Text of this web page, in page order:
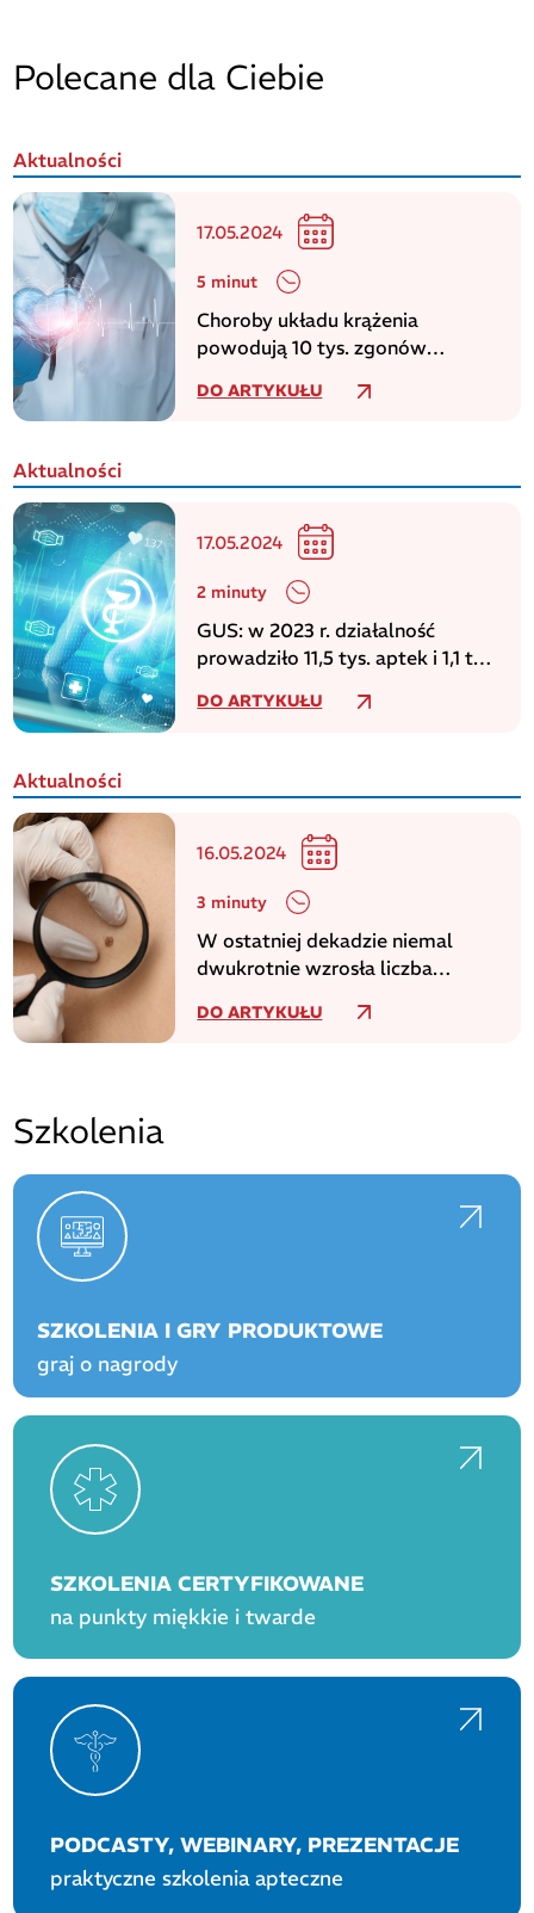
Polecane dla Ciebie
Aktualności
17.05.2024
5 minut
Choroby układu krążenia
powodują 10 tys. zgonów
WHO
DO ARTYKUŁU
Aktualności
17.05.2024
2 minuty
GUS: w 2023 r. działalność
prowadziło 11,5 tys. aptek i 1,1 tys.
DO ARTYKUŁU
Aktualności
16.05.2024
3 minuty
W ostatniej dekadzie niemal
dwukrotnie wzrosła liczba
DO ARTYKUŁU
Szkolenia
SZKOLENIA I GRY PRODUKTOWE
graj o nagrody
SZKOLENIA CERTYFIKOWANE
na punkty miękkie i twarde
PODCASTY, WEBINARY, PREZENTACJE
praktyczne szkolenia apteczne